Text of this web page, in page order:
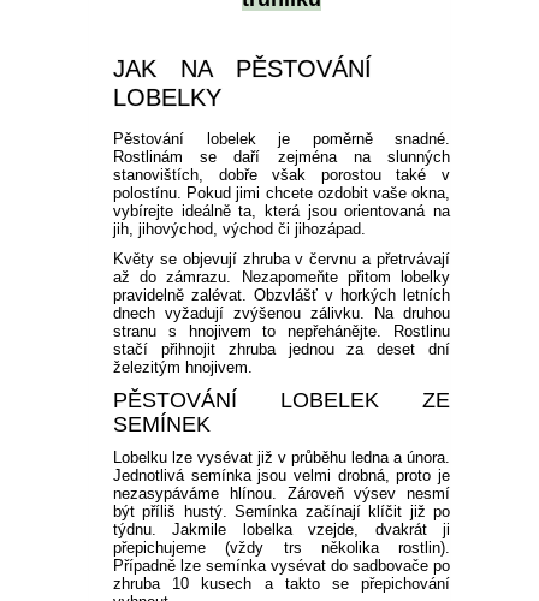
JAK NA PĚSTOVÁNÍ
LOBELKY
Pěstování lobelek je poměrně snadné.
Rostlinám se daří zejména na slunných
stanovištích, dobře však porostou také v
polostínu. Pokud jimi chcete ozdobit vaše okna,
vybírejte ideálně ta, která jsou orientovaná na
jih, jihovýchod, východ či jihozápad.
Květy se objevují zhruba v červnu a přetrvávají
až do zámrazu. Nezapomeňte přitom lobelky
pravidelně zalévat. Obzvlášť v horkých letních
dnech vyžadují zvýšenou zálivku. Na druhou
stranu s hnojivem to nepřehánějte. Rostlinu
stačí přihnojit zhruba jednou za deset dní
železitým hnojivem.
PĚSTOVÁNÍ LOBELEK ZE
SEMÍNEK
Lobelku lze vysévat již v průběhu ledna a února.
Jednotlivá semínka jsou velmi drobná, proto je
nezasypáváme hlínou. Zároveň výsev nesmí
být příliš hustý. Semínka začínají klíčit již po
týdnu. Jakmile lobelka vzejde, dvakrát ji
přepichujeme (vždy trs několika rostlin).
Případně lze semínka vysévat do sadbovače po
zhruba 10 kusech a takto se přepichování